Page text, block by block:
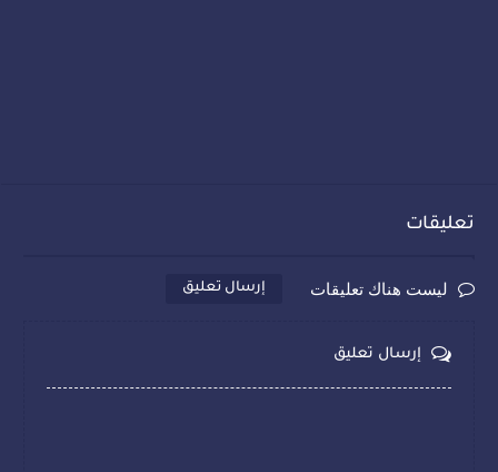
تعليقات
ليست هناك تعليقات إرسال تعليق
إرسال تعليق